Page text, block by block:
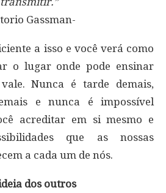
Gassman-
a isso e você verá como
o lugar onde pode ensinar
Nunca é tarde demais,
e nunca é impossível
acreditar em si mesmo e
que as nossas
a cada um de nós.
dos outros